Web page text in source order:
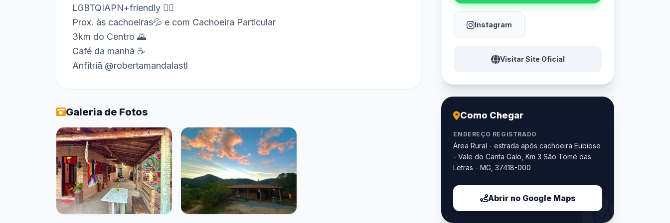
LGBTQIAPN+friendly 🏳️‍🌈
Prox. às cachoeiras💦 e com Cachoeira Particular
3km do Centro 🌄
Café da manhã ☕
Galeria de Fotos
Instagram
Visitar Site Oficial
Como Chegar
ENDEREÇO REGISTRADO
Área Rural - estrada após cachoeira Eubiose
- Vale do Canta Galo, Km 3 São Tomé das
Letras - MG, 37418-000
Abrir no Google Maps